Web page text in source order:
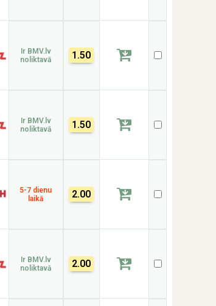
Ir BMV.lv
noliktavā
1.50
Ir BMV.lv
noliktavā
1.50
5-7 dienu
laikā
2.00
Ir BMV.lv
noliktavā
2.00